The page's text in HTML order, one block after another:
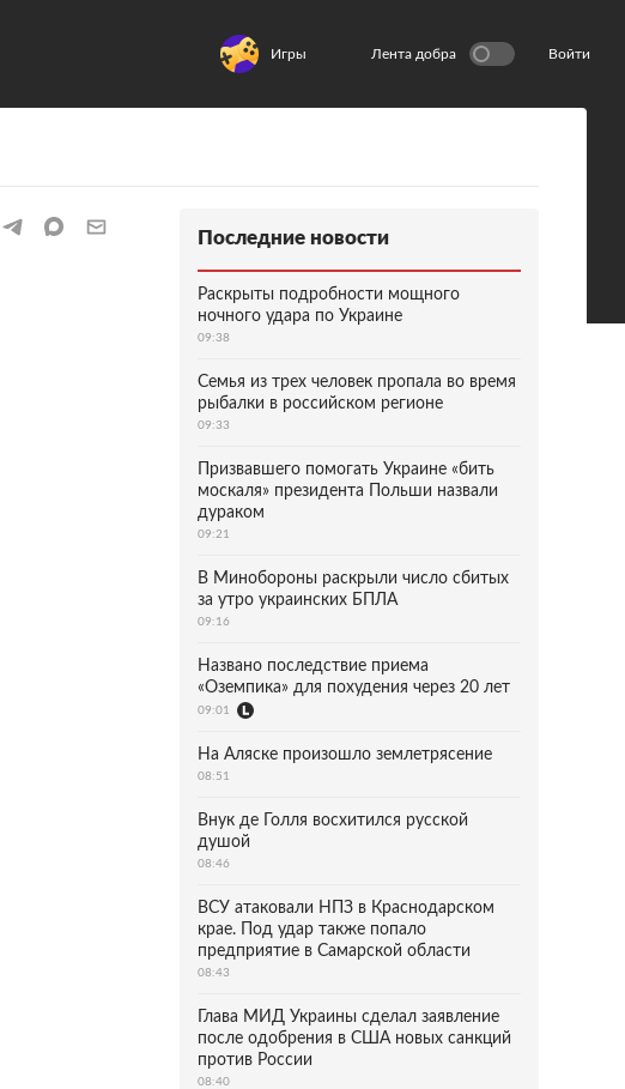
Игры Лента добра Войти
Последние новости
Раскрыты подробности мощного
ночного удара по Украине
09:38
Семья из трех человек пропала во время
рыбалки в российском регионе
09:33
Призвавшего помогать Украине «бить
москаля» президента Польши назвали
дураком
09:21
В Минобороны раскрыли число сбитых
за утро украинских БПЛА
09:16
Названо последствие приема
«Оземпика» для похудения через 20 лет
09:01
На Аляске произошло землетрясение
08:51
Внук де Голля восхитился русской
душой
08:46
ВСУ атаковали НПЗ в Краснодарском
крае. Под удар также попало
предприятие в Самарской области
08:43
Глава МИД Украины сделал заявление
после одобрения в США новых санкций
против России
08:40